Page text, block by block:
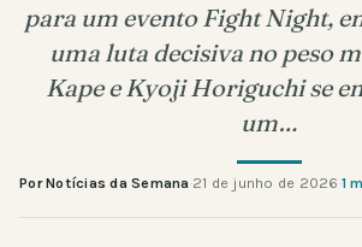
para um evento Fight Night,
uma luta decisiva no peso
Kape e Kyoji Horiguchi se
um…
Por Notícias da Semana·21 de junho de 2026·1